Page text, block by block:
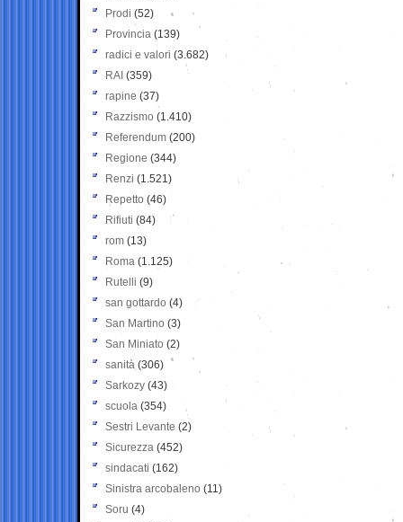
Prodi (52)
Provincia (139)
radici e valori (3.682)
RAI (359)
rapine (37)
Razzismo (1.410)
Referendum (200)
Regione (344)
Renzi (1.521)
Repetto (46)
Rifiuti (84)
rom (13)
Roma (1.125)
Rutelli (9)
san gottardo (4)
San Martino (3)
San Miniato (2)
sanità (306)
Sarkozy (43)
scuola (354)
Sestri Levante (2)
Sicurezza (452)
sindacati (162)
Sinistra arcobaleno (11)
Soru (4)